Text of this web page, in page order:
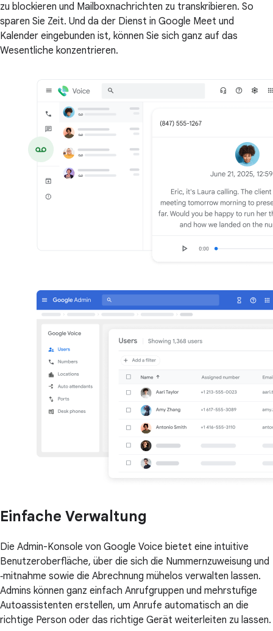
zu blockieren und Mailboxnachrichten zu transkribieren. So
sparen Sie Zeit. Und da der Dienst in Google Meet und
Kalender eingebunden ist, können Sie sich ganz auf das
Wesentliche konzentrieren.
Einfache Verwaltung
Die Admin-Konsole von Google Voice bietet eine intuitive
Benutzeroberfläche, über die sich die Nummernzuweisung und
‑mitnahme sowie die Abrechnung mühelos verwalten lassen.
Admins können ganz einfach Anrufgruppen und mehrstufige
Autoassistenten erstellen, um Anrufe automatisch an die
richtige Person oder das richtige Gerät weiterleiten zu lassen.